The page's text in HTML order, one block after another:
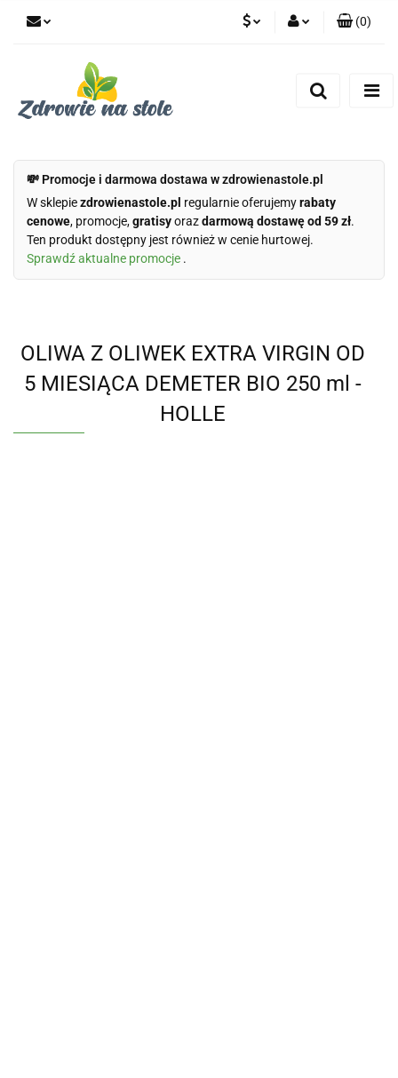
(0)
💸 Promocje i darmowa dostawa w zdrowienastole.pl
W sklepiezdrowienastole.pl regularnie oferujemyrabaty
cenowe, promocje,gratisyorazdarmową dostawę od 59 zł.
Ten produkt dostępny jest również w cenie hurtowej.
Sprawdź aktualne promocje .
OLIWA Z OLIWEK EXTRA VIRGIN OD
5 MIESIĄCA DEMETER BIO 250 ml -
HOLLE